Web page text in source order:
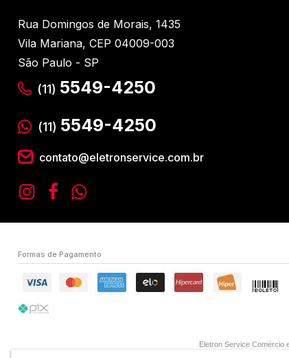
Rua Domingos de Morais, 1435
Vila Mariana, CEP 04009-003
São Paulo - SP
(11) 5549-4250
(11) 5549-4250
contato@eletronservice.com.br
Formas de Pagamento
Eletron Service Comércio